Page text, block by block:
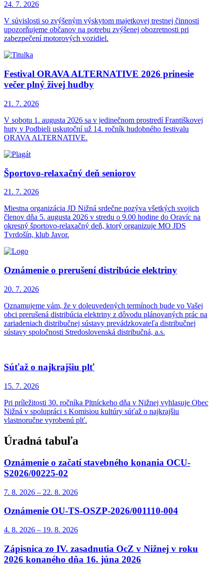
24. 7. 2026
V súvislosti so zvýšeným výskytom majetkovej trestnej činnosti
upozorňujeme občanov na potrebu zvýšenej obozretnosti pri
zabezpečení motorových vozidiel.
Festival ORAVA ALTERNATIVE 2026 prinesie
večer plný živej hudby
21. 7. 2026
V sobotu 1. augusta 2026 sa v jedinečnom prostredí Františkovej
huty v Podbieli uskutoční už 14. ročník hudobného festivalu
ORAVA ALTERNATIVE.
Športovo-relaxačný deň seniorov
21. 7. 2026
Miestna organizácia JD Nižná srdečne pozýva všetkých svojich
členov dňa 5. augusta 2026 v stredu o 9.00 hodine do Oravíc na
okresný športovo-relaxačný deň, ktorý organizuje MO JDS
Tvrdošín, klub Javor.
Oznámenie o prerušení distribúcie elektriny
20. 7. 2026
Oznamujeme vám, že v doleuvedených termínoch bude vo Vašej
obci prerušená distribúcia elektriny z dôvodu plánovaných prác na
zariadeniach distribučnej sústavy prevádzkovateľa distribučnej
sústavy spoločnosti Stredoslovenská distribučná, a.s.
Súťaž o najkrajšiu plť
15. 7. 2026
Pri príležitosti 30. ročníka Pltníckeho dňa v Nižnej vyhlasuje Obec
Nižná v spolupráci s Komisiou kultúry súťaž o najkrajšiu
vlastnoručne vyrobenú plť.
Úradná tabuľa
Oznámenie o začatí stavebného konania OCU-
S2026/00225-02
7. 8. 2026 – 22. 8. 2026
Oznámenie OU-TS-OSZP-2026/001110-004
4. 8. 2026 – 19. 8. 2026
Zápisnica zo IV. zasadnutia OcZ v Nižnej v roku
2026 konaného dňa 16. júna 2026